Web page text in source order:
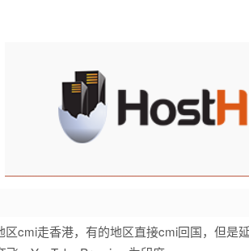
cmi走香港，有的地区直接cmi回国，但是